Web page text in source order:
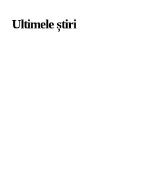
Ultimele știri